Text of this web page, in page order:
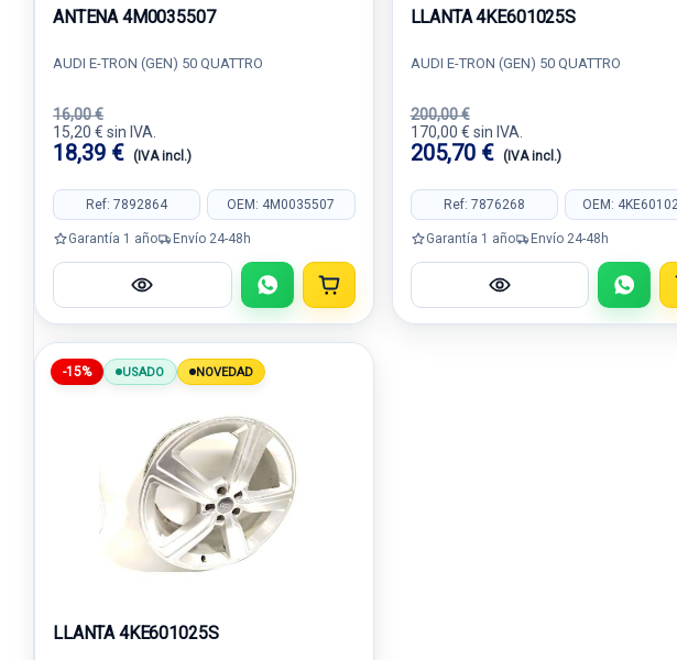
ANTENA 4M0035507
AUDI E-TRON (GEN) 50 QUATTRO
16,00 €
15,20 € sin IVA.
18,39 € (IVA incl.)
Ref: 7892864 OEM: 4M0035507
Garantía 1 año Envío 24-48h
LLANTA 4KE601025S
AUDI E-TRON (GEN) 50 QUATTRO
200,00 €
170,00 € sin IVA.
205,70 € (IVA incl.)
Ref: 7876268 OEM:
Garantía 1 año Envío 24-48h
-15% USADO NOVEDAD
LLANTA 4KE601025S